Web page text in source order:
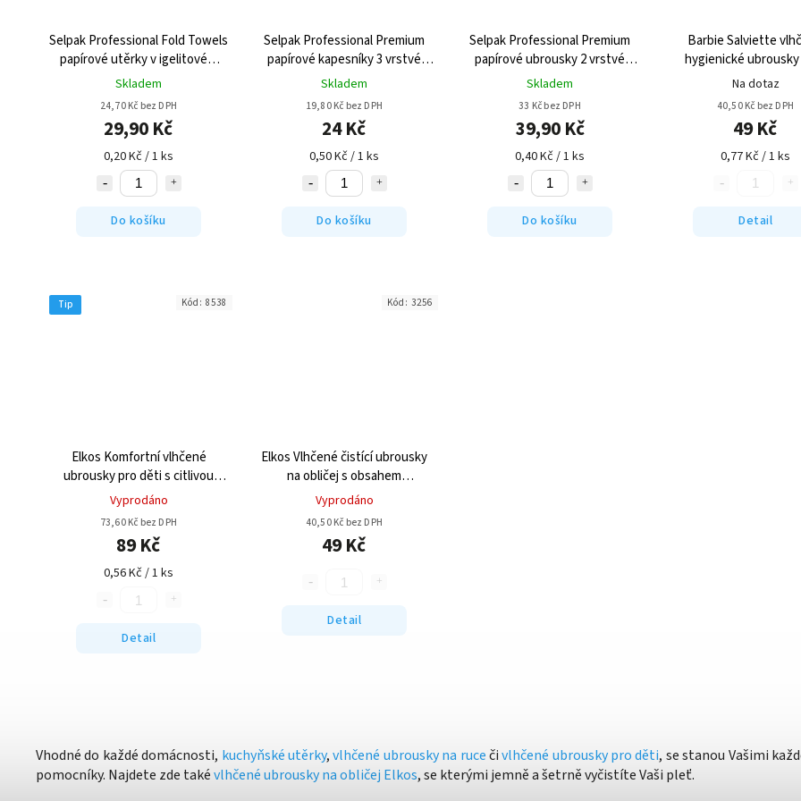
Selpak Professional Fold Towels
papírové utěrky v igelitovém
boxu 2 - vrstvé 150ks
Skladem
24,70 Kč bez DPH
29,90 Kč
0,20 Kč / 1 ks
Do košíku
Selpak Professional Premium
papírové kapesníky 3 vrstvé
48ks
Skladem
19,80 Kč bez DPH
24 Kč
0,50 Kč / 1 ks
Do košíku
Selpak Professional Premium
papírové ubrousky 2 vrstvé
33x33cm - 100ks
Skladem
33 Kč bez DPH
39,90 Kč
0,40 Kč / 1 ks
Do košíku
Barbie Salviette
hygienické ubrousky
Na dotaz
40,50 Kč bez DPH
49 Kč
0,77 Kč / 1 ks
Detail
Tip
Elkos Komfortní vlhčené
ubrousky pro děti s citlivou
pokožkou dvoubalení 2x80ks
Vyprodáno
73,60 Kč bez DPH
89 Kč
0,56 Kč / 1 ks
Detail
Kód: 8538
Elkos Vlhčené čistící ubrousky
na obličej s obsahem
mandlového oleje 25ks
Vyprodáno
40,50 Kč bez DPH
49 Kč
Detail
Kód: 3256
Vhodné do každé domácnosti, kuchyňské utěrky,vlhčené ubrousky na rucečivlhčené ubrousky pro děti, se stanou Vašimi
pomocníky. Najdete zde takévlhčené ubrousky na obličej Elkos, se kterými jemně a šetrně vyčistíte Vaši pleť.